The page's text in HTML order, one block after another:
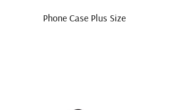
Phone Case Plus Size